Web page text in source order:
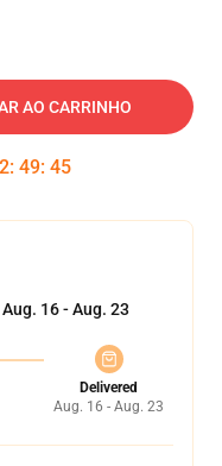
AO CARRINHO
: 49: 45
Aug. 16 - Aug. 23
Delivered
Aug. 16 - Aug. 23